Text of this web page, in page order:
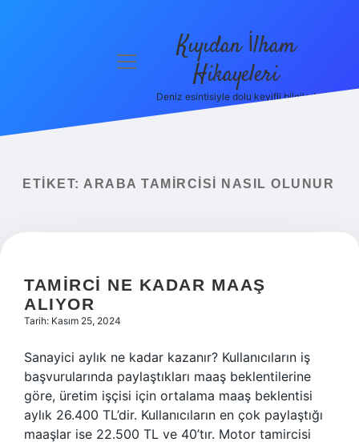
menüyü
Kıyıdan İlham
Hikayeleri
Deniz esintisiyle dolu keyifli bilgiler!
ETIKET: ARABA TAMIRCISI NASIL OLUNUR
TAMIRCI NE KADAR MAAŞ
ALIYOR
Tarih: Kasım 25, 2024
Sanayici aylık ne kadar kazanır? Kullanıcıların iş
başvurularında paylaştıkları maaş beklentilerine
göre, üretim işçisi için ortalama maaş beklentisi
aylık 26.400 TL’dir. Kullanıcıların en çok paylaştığı
maaşlar ise 22.500 TL ve 40’tır. Motor tamircisi